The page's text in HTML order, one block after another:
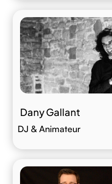
Dany Gallant
DJ & Animateur